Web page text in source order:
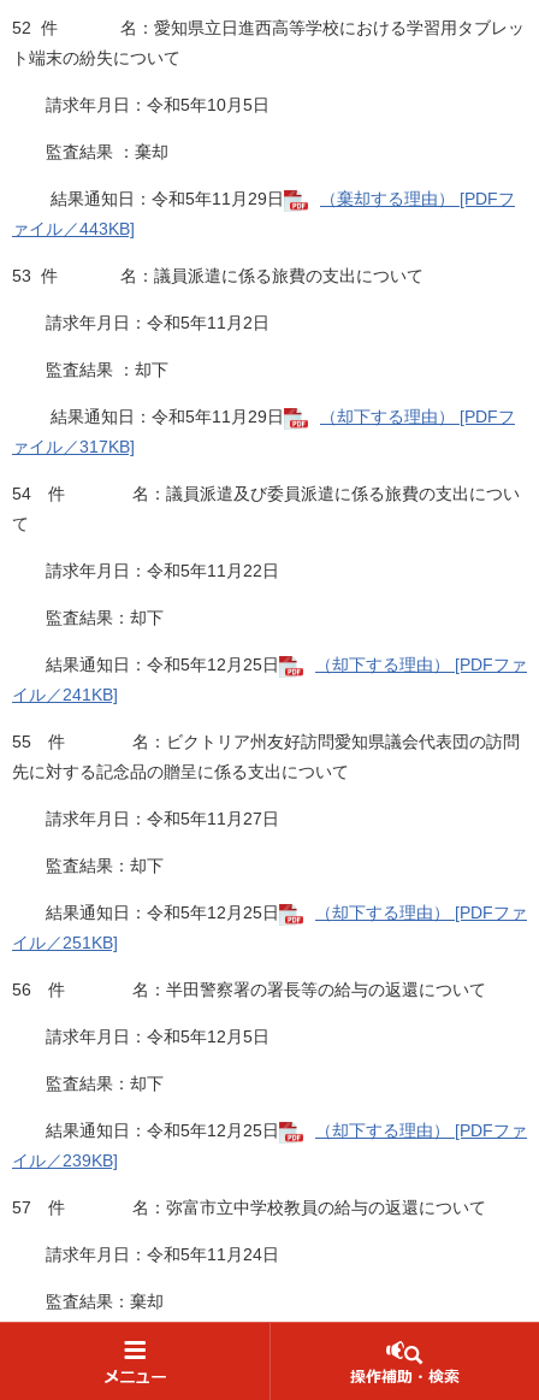
52 件 名：愛知県立日進西高等学校における学習用タブレッ
ト端末の紛失について
請求年月日：令和5年10月5日
監査結果 ：棄却
結果通知日：令和5年11月29日​
（棄却する理由） [PDFフ
ァイル／443KB]
53 件 名：議員派遣に係る旅費の支出について
請求年月日：令和5年11月2日
監査結果 ：却下
結果通知日：令和5年11月29日​
（却下する理由） [PDFフ
ァイル／317KB]
54 件 名：議員派遣及び委員派遣に係る旅費の支出につい
て
請求年月日：令和5年11月22日
監査結果：却下
結果通知日：令和5年12月25日
（却下する理由） [PDFファ
イル／241KB]
55 件 名：ビクトリア州友好訪問愛知県議会代表団の訪問
先に対する記念品の贈呈に係る支出について
請求年月日：令和5年11月27日
監査結果：却下
結果通知日：令和5年12月25日
（却下する理由） [PDFファ
イル／251KB]
56 件 名：半田警察署の署長等の給与の返還について
請求年月日：令和5年12月5日
監査結果：却下
結果通知日：令和5年12月25日
（却下する理由） [PDFファ
イル／239KB]
57 件 名：弥富市立中学校教員の給与の返還について
請求年月日：令和5年11月24日
監査結果：棄却
結果通知日：令和6年1月18日
（棄却する理由） [PDFファ
イル／282KB]